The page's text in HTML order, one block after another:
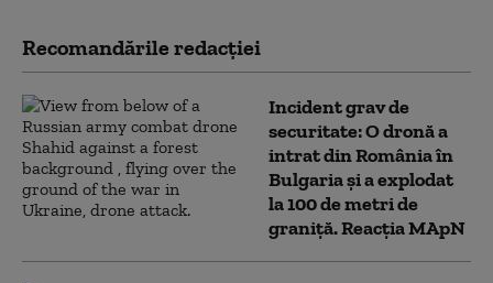
Recomandările redacţiei
Incident grav de
securitate: O dronă a
intrat din România în
Bulgaria şi a explodat
la 100 de metri de
graniţă. Reacția MApN